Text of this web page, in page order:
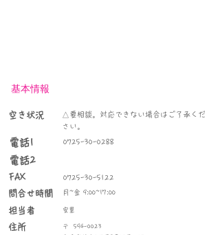
基本情報
空き状況
△要相談。対応できない場合はご了承くだ
さい。
​電話1 0725-30-0288
電話2
FAX 0725-30-5122
問合せ時間 月~金 9:00~17:00
​担当者 安里
住所 〒
594-0023